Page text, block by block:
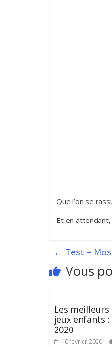
Que l’on se
Et en
← Test –
Vous
Les
jeux enfants
2020
10 février 2020